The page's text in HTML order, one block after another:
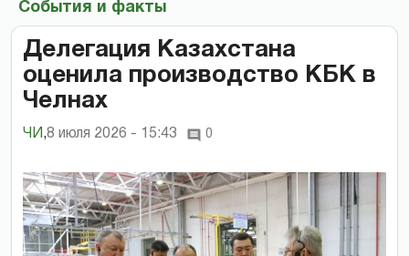
События и факты
Делегация Казахстана
оценила производство КБК в
Челнах
ЧИ ,8 июля 2026 - 15:43 0